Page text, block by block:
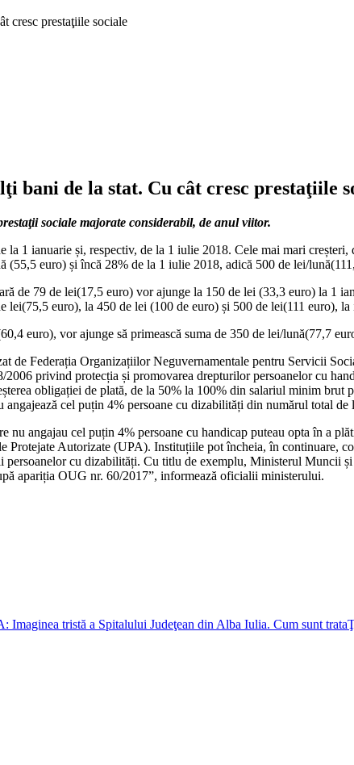
cresc prestaţiile sociale
de la stat. Cu cât cresc prestaţiile
sociale majorate considerabil, de anul viitor.
1 ianuarie și, respectiv, de la 1 iulie 2018. Cele mai mari
euro) și încă 28% de la 1 iulie 2018, adică 500 de lei/
de 79 de lei(17,5 euro) vor ajunge la 150 de lei (33,3 euro) la 1
lei(75,5 euro), la 450 de lei (100 de euro) și 500 de lei(111 euro),
euro), vor ajunge să primească suma de 350 de lei/lună(77,7
de Federația Organizațiilor Neguvernamentale pentru Servicii
privind protecția și promovarea drepturilor persoanelor cu
obligației de plată, de la 50% la 100% din salariul minim brut
cel puțin 4% persoane cu dizabilități din numărul total de
angajau cel puțin 4% persoane cu handicap puteau opta în a
Protejate Autorizate (UPA). Instituțiile pot încheia, în continuare,
persoanelor cu dizabilități. Cu titlu de exemplu, Ministerul Muncii
apariția OUG nr. 60/2017”, informează oficialii ministerului.
tristă a Spitalului Judeţean din Alba Iulia. Cum sunt